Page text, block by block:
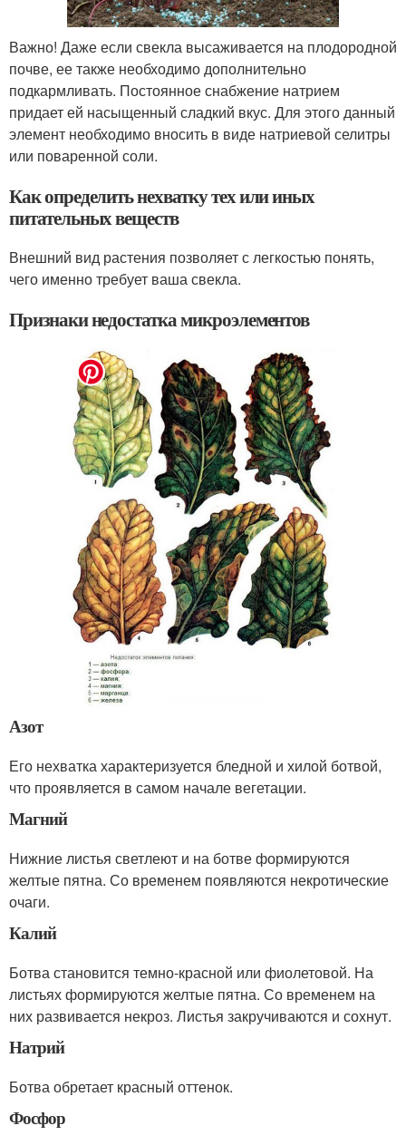
Важно! Даже если свекла высаживается на плодородной
почве, ее также необходимо дополнительно
подкармливать. Постоянное снабжение натрием
придает ей насыщенный сладкий вкус. Для этого данный
элемент необходимо вносить в виде натриевой селитры
или поваренной соли.
Как определить нехватку тех или иных
питательных веществ
Внешний вид растения позволяет с легкостью понять,
чего именно требует ваша свекла.
Признаки недостатка микроэлементов
Азот
Его нехватка характеризуется бледной и хилой ботвой,
что проявляется в самом начале вегетации.
Магний
Нижние листья светлеют и на ботве формируются
желтые пятна. Со временем появляются некротические
очаги.
Калий
Ботва становится темно-красной или фиолетовой. На
листьях формируются желтые пятна. Со временем на
них развивается некроз. Листья закручиваются и сохнут.
Натрий
Ботва обретает красный оттенок.
Фосфор